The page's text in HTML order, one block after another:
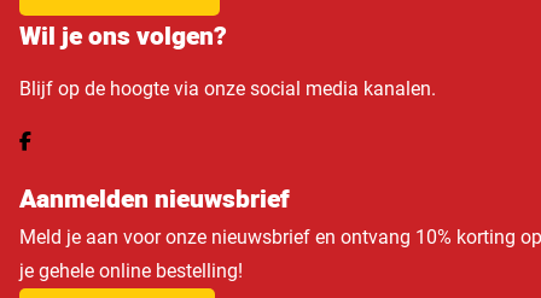
Wil je ons volgen?
Blijf op de hoogte via onze social media kanalen.
Aanmelden nieuwsbrief
Meld je aan voor onze nieuwsbrief en ontvang 10% korting op
je gehele online bestelling!